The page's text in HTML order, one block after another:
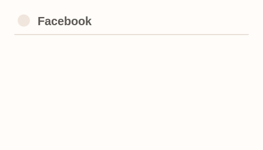
Facebook